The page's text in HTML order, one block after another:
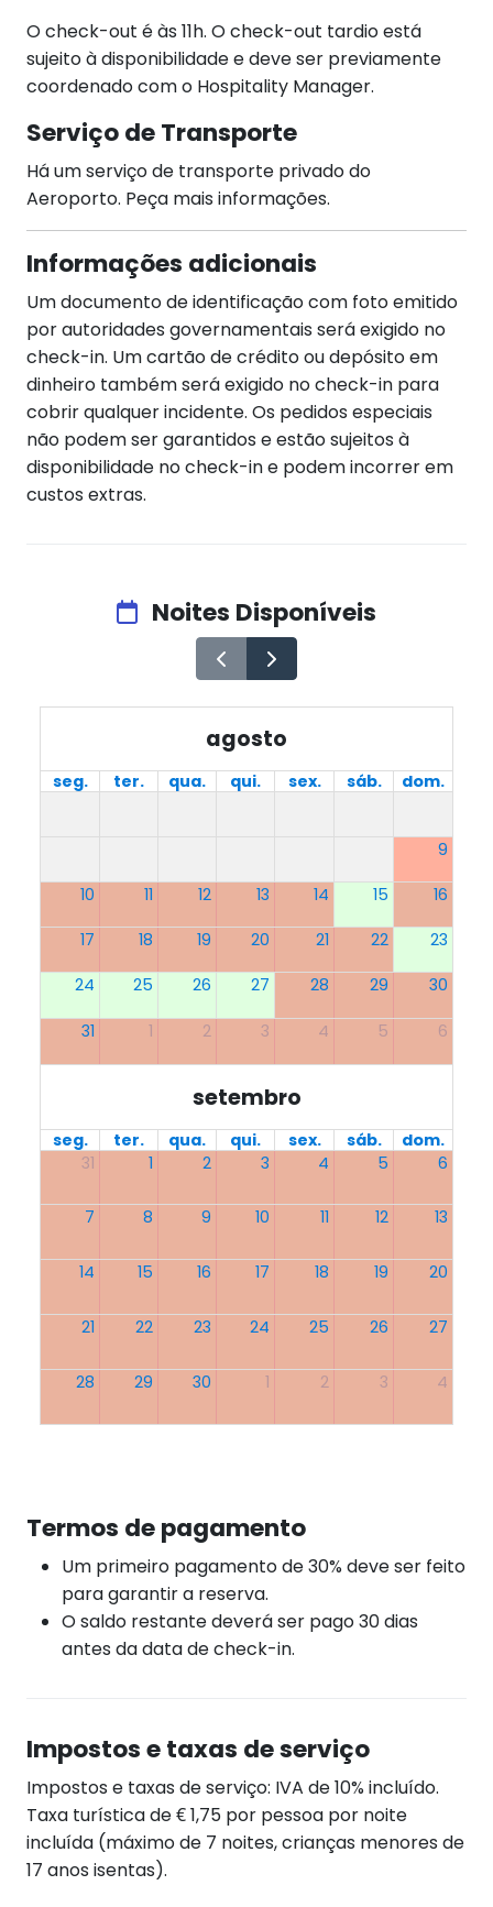
O check-out é às 11h. O check-out tardio está
sujeito à disponibilidade e deve ser previamente
coordenado com o Hospitality Manager.
Serviço de Transporte
Há um serviço de transporte privado do
Aeroporto. Peça mais informações.
Informações adicionais
Um documento de identificação com foto emitido
por autoridades governamentais será exigido no
check-in. Um cartão de crédito ou depósito em
dinheiro também será exigido no check-in para
cobrir qualquer incidente. Os pedidos especiais
não podem ser garantidos e estão sujeitos à
disponibilidade no check-in e podem incorrer em
custos extras.
Noites Disponíveis
agosto
seg. ter. qua. qui. sex. sáb. dom.
9
10 11 12 13 14 15 16
17 18 19 20 21 22 23
24 25 26 27 28 29 30
31 1 2 3 4 5 6
setembro
seg. ter. qua. qui. sex. sáb.
dom.
31
1 2 3 4 5 6
7 8 9 10 11 12 13
14 15 16 17 18 19 20
21 22 23 24 25 26 27
28 29 30 1 2 3 4
Termos de pagamento
Um primeiro pagamento de 30% deve ser feito
para garantir a reserva.
O saldo restante deverá ser pago 30 dias
antes da data de check-in.
Impostos e taxas de serviço
Impostos e taxas de serviço: IVA de 10% incluído.
Taxa turística de € 1,75 por pessoa por noite
incluída (máximo de 7 noites, crianças menores de
17 anos isentas).